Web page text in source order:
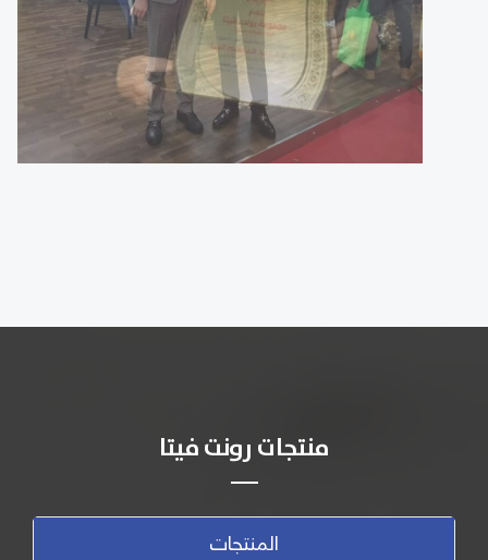
منتجات رونت فيتا
المنتجات